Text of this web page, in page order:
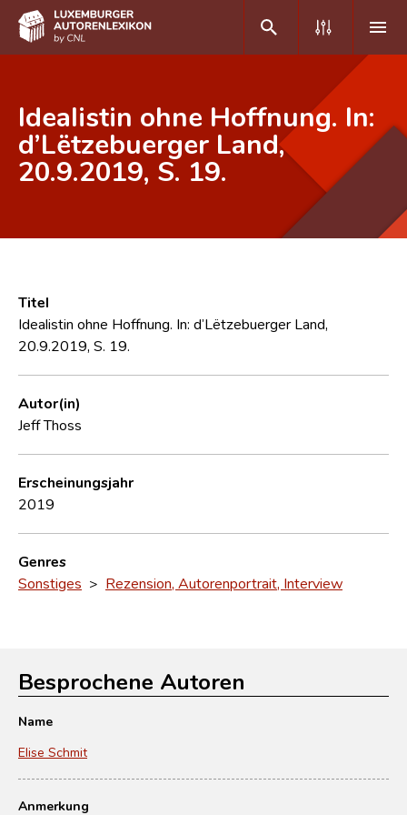
DE FR
Home
Erweiterte Suche
CNL
Forschungsgruppe
Idealistin ohne Hoffnung. In:
d’Lëtzebuerger Land,
20.9.2019, S. 19.
Titel
Idealistin ohne Hoffnung. In: d’Lëtzebuerger Land,
20.9.2019, S. 19.
Autor(in)
Jeff Thoss
Erscheinungsjahr
2019
Genres
Sonstiges > Rezension, Autorenportrait, Interview
Besprochene Autoren
Name
Elise Schmit
Anmerkung